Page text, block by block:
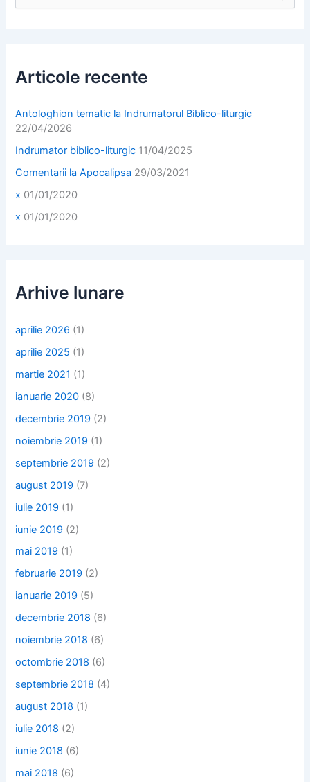
o
:
Articole recente
Antologhion tematic la Indrumatorul Biblico-liturgic
22/04/2026
Indrumator biblico-liturgic 11/04/2025
Comentarii la Apocalipsa 29/03/2021
x 01/01/2020
x 01/01/2020
Arhive lunare
aprilie 2026 (1)
aprilie 2025 (1)
martie 2021 (1)
ianuarie 2020 (8)
decembrie 2019 (2)
noiembrie 2019 (1)
septembrie 2019 (2)
august 2019 (7)
iulie 2019 (1)
iunie 2019 (2)
mai 2019 (1)
februarie 2019 (2)
ianuarie 2019 (5)
decembrie 2018 (6)
noiembrie 2018 (6)
octombrie 2018 (6)
septembrie 2018 (4)
august 2018 (1)
iulie 2018 (2)
iunie 2018 (6)
mai 2018 (6)